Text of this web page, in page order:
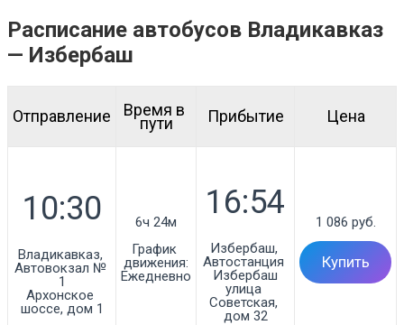
Расписание автобусов Владикавказ
— Избербаш
Отправление Время в
пути Прибытие Цена
Владикавказ,
Автовокзал №
1
Архонское
шоссе, дом 1
6ч 24м
График
движения:
Ежедневно
Избербаш,
Автостанция
Избербаш
улица
Советская,
дом 32
1 086 руб.
Купить